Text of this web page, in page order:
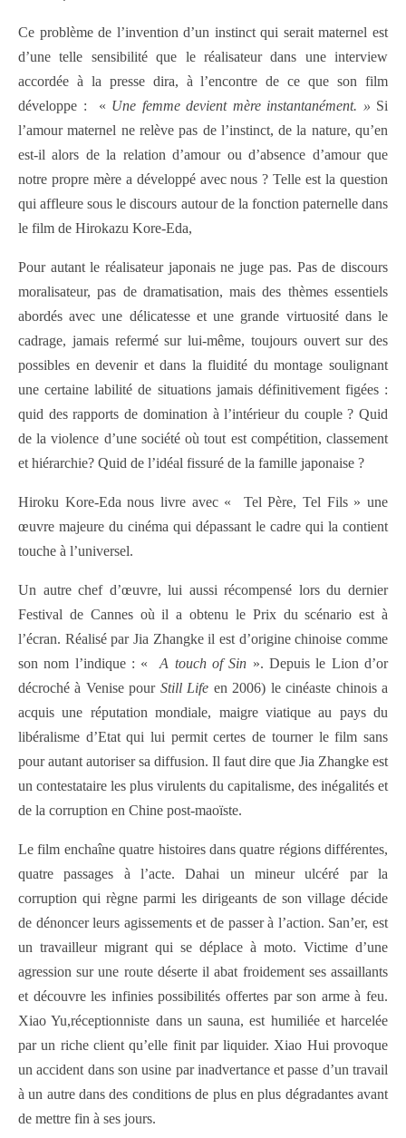
Ce problème de l’invention d’un instinct qui serait maternel est
d’une telle sensibilité que le réalisateur dans une interview
accordée à la presse dira, à l’encontre de ce que son film
développe : « Une femme devient mère instantanément. » Si
l’amour maternel ne relève pas de l’instinct, de la nature, qu’en
est-il alors de la relation d’amour ou d’absence d’amour que
notre propre mère a développé avec nous ? Telle est la question
qui affleure sous le discours autour de la fonction paternelle dans
le film de Hirokazu Kore-Eda,
Pour autant le réalisateur japonais ne juge pas. Pas de discours
moralisateur, pas de dramatisation, mais des thèmes essentiels
abordés avec une délicatesse et une grande virtuosité dans le
cadrage, jamais refermé sur lui-même, toujours ouvert sur des
possibles en devenir et dans la fluidité du montage soulignant
une certaine labilité de situations jamais définitivement figées :
quid des rapports de domination à l’intérieur du couple ? Quid
de la violence d’une société où tout est compétition, classement
et hiérarchie? Quid de l’idéal fissuré de la famille japonaise ?
Hiroku Kore-Eda nous livre avec « Tel Père, Tel Fils » une
œuvre majeure du cinéma qui dépassant le cadre qui la contient
touche à l’universel.
Un autre chef d’œuvre, lui aussi récompensé lors du dernier
Festival de Cannes où il a obtenu le Prix du scénario est à
l’écran. Réalisé par Jia Zhangke il est d’origine chinoise comme
son nom l’indique : «
A touch of Sin ». Depuis le Lion d’or
décroché à Venise pour Still Life en 2006) le cinéaste chinois a
acquis une réputation mondiale, maigre viatique au pays du
libéralisme d’Etat qui lui permit certes de tourner le film sans
pour autant autoriser sa diffusion. Il faut dire que Jia Zhangke est
un contestataire les plus virulents du capitalisme, des inégalités et
de la corruption en Chine post-maoïste.
Le film enchaîne quatre histoires dans quatre régions différentes,
quatre passages à l’acte. Dahai un mineur ulcéré par la
corruption qui règne parmi les dirigeants de son village décide
de dénoncer leurs agissements et de passer à l’action. San’er, est
un travailleur migrant qui se déplace à moto. Victime d’une
agression sur une route déserte il abat froidement ses assaillants
et découvre les infinies possibilités offertes par son arme à feu.
Xiao Yu,réceptionniste dans un sauna, est humiliée et harcelée
par un riche client qu’elle finit par liquider. Xiao Hui provoque
un accident dans son usine par inadvertance et passe d’un travail
à un autre dans des conditions de plus en plus dégradantes avant
de mettre fin à ses jours.